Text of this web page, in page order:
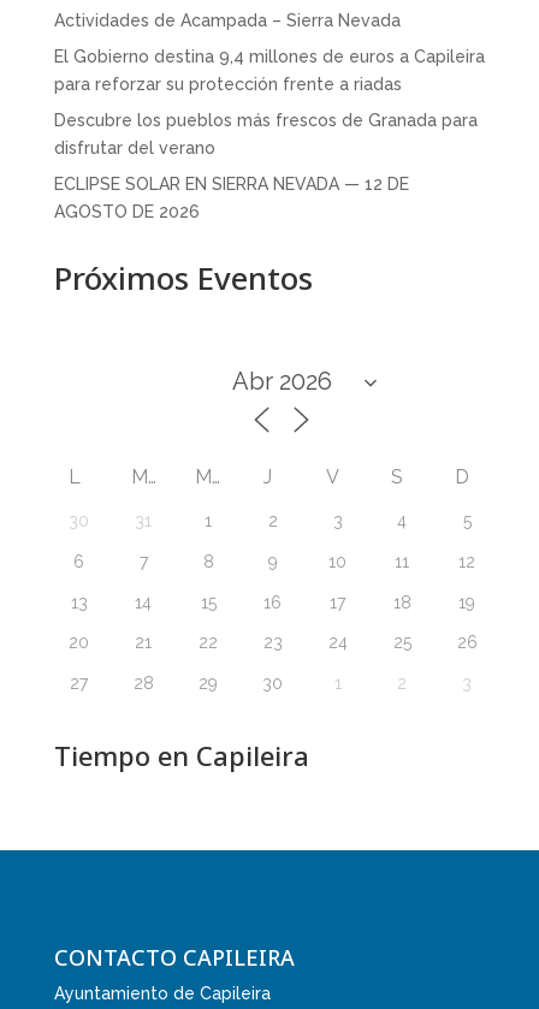
Actividades de Acampada – Sierra Nevada
El Gobierno destina 9,4 millones de euros a Capileira
para reforzar su protección frente a riadas
Descubre los pueblos más frescos de Granada para
disfrutar del verano
ECLIPSE SOLAR EN SIERRA NEVADA — 12 DE
AGOSTO DE 2026
Próximos Eventos
L M M J V S D
30 31 1 2 3 4 5
6 7 8 9 10 11 12
13 14 15 16 17 18 19
20 21 22 23 24 25 26
27 28 29 30 1 2 3
Tiempo en Capileira
CONTACTO CAPILEIRA
Ayuntamiento de Capileira